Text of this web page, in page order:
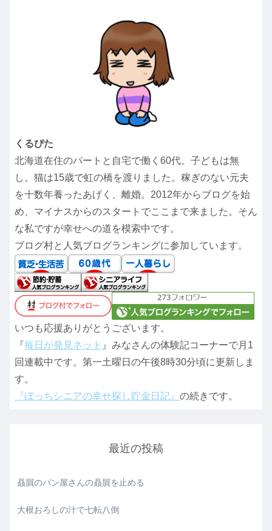
くるぴた
北海道在住のパートと自宅で働く60代。子どもは無
し。猫は15歳で虹の橋を渡りました。稼ぎのない元夫
を十数年養ったあげく、離婚。2012年からブログを始
め、マイナスからのスタートでここまで来ました。そん
な私ですが幸せへの道を模索中です。
ブログ村と人気ブログランキングに参加しています。
いつも応援ありがとうございます。
『毎日が発見ネット 』みなさんの体験記コーナーで月1
回連載中です。第一土曜日の午後8時30分頃に更新しま
す。
『ぼっちシニアの幸せ探し貯金日記』 の続きです。
最近の投稿
贔屓のパン屋さんの贔屓を止める
大根おろしの汁で七転八倒